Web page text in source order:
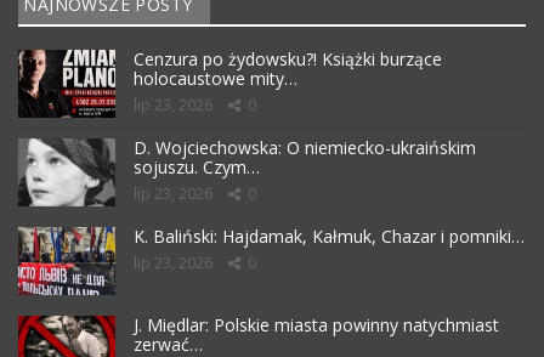
Cenzura po żydowsku?! Książki burzące
holocaustowe mity…
lip 23, 2026 0
D. Wojciechowska: O niemiecko-ukraińskim
sojuszu. Czym…
lip 23, 2026 0
K. Baliński: Hajdamak, Kałmuk, Chazar i pomniki…
lip 23, 2026 0
J. Międlar: Polskie miasta powinny natychmiast
zerwać…